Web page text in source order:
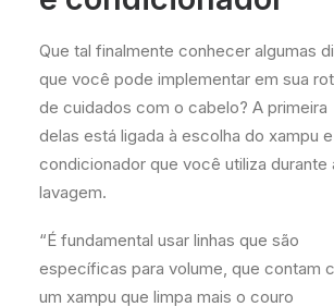
Que tal finalmente conhecer algumas
que você pode implementar em sua
de cuidados com o cabelo? A primeira
delas está ligada à escolha do xampu e
condicionador que você utiliza durante
lavagem.
“É fundamental usar linhas que são
específicas para volume, que contam
um xampu que limpa mais o couro